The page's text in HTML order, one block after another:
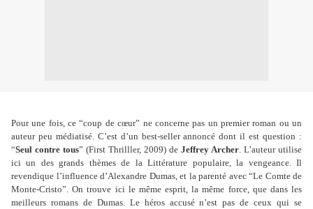
Pour une fois, ce “coup de cœur” ne concerne pas un premier roman ou un
auteur peu médiatisé. C’est d’un best-seller annoncé dont il est question :
“Seul contre tous” (First Thrilller, 2009) de Jeffrey Archer. L’auteur utilise
ici un des grands thèmes de la Littérature populaire, la vengeance. Il
revendique l’influence d’Alexandre Dumas, et la parenté avec“Le Comte de
Monte-Cristo”. On trouve ici le même esprit, la même force, que dans les
meilleurs romans de Dumas. Le héros accusé n’est pas de ceux qui se